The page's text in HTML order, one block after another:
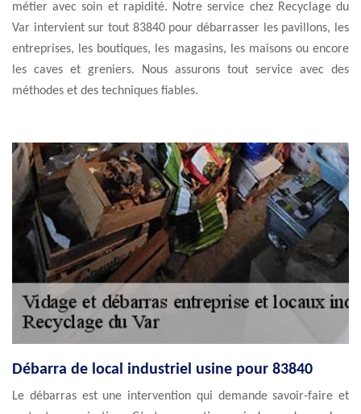
métier avec soin et rapidité. Notre service chez Recyclage du
Var intervient sur tout 83840 pour débarrasser les pavillons, les
entreprises, les boutiques, les magasins, les maisons ou encore
les caves et greniers. Nous assurons tout service avec des
méthodes et des techniques fiables.
Débarra de local industriel usine pour 83840
Le débarras est une intervention qui demande savoir-faire et